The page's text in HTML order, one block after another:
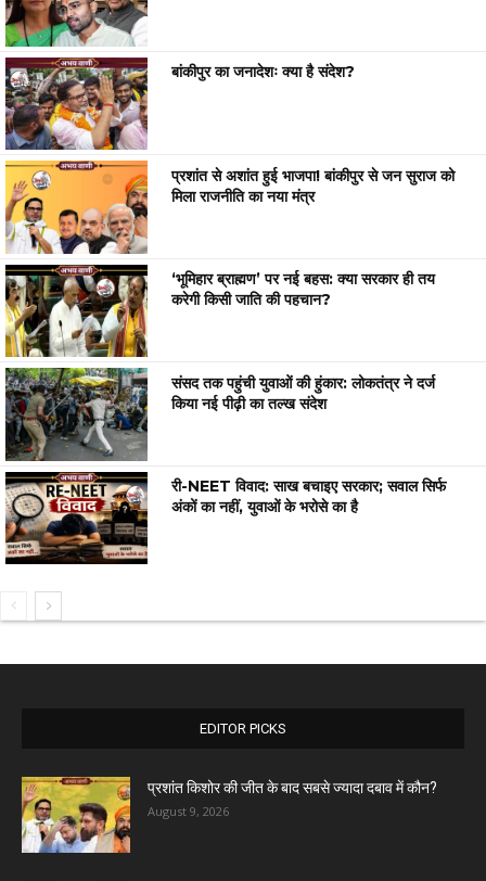
बांकीपुर का जनादेशः क्या है संदेश?
प्रशांत से अशांत हुई भाजपा! बांकीपुर से जन सुराज को
मिला राजनीति का नया मंत्र
‘भूमिहार ब्राह्मण’ पर नई बहस: क्या सरकार ही तय
करेगी किसी जाति की पहचान?
संसद तक पहुंची युवाओं की हुंकार: लोकतंत्र ने दर्ज
किया नई पीढ़ी का तल्ख संदेश
री-NEET विवाद: साख बचाइए सरकार; सवाल सिर्फ
अंकों का नहीं, युवाओं के भरोसे का है
EDITOR PICKS
प्रशांत किशोर की जीत के बाद सबसे ज्यादा दबाव में कौन?
August 9, 2026